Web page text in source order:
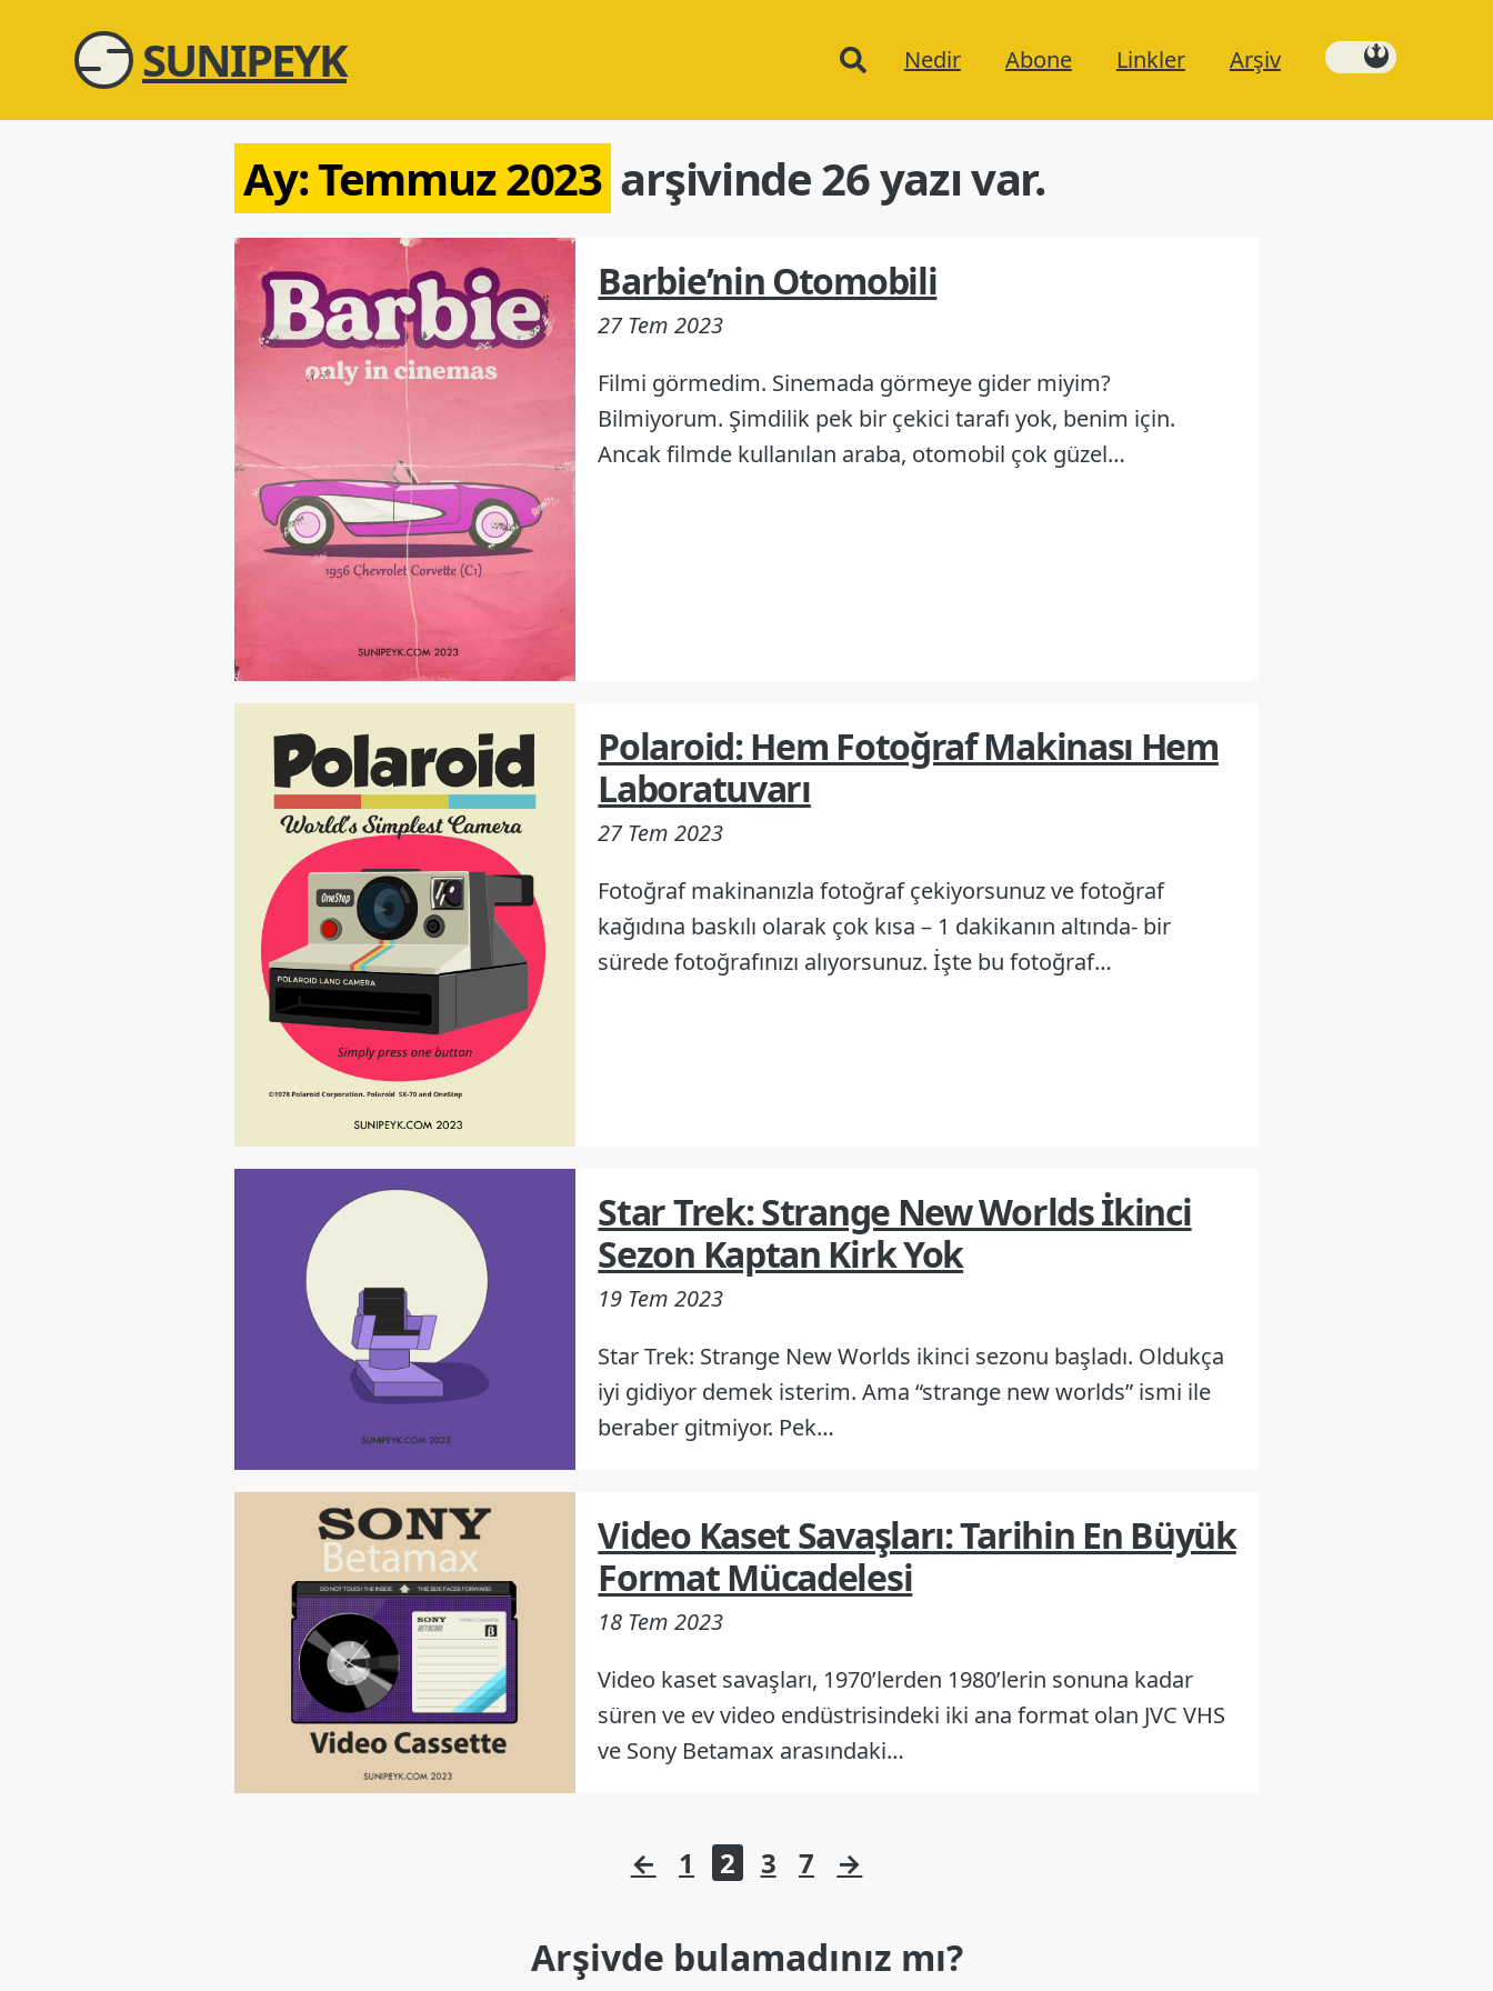
SUNIPEYK
Ana
Nedir Abone Linkler Arşiv
Ay:Temmuz 2023 arşivinde 26 yazı var.
Barbie’nin Otomobili
27 Tem 2023
Filmi görmedim. Sinemada görmeye gider miyim?
Bilmiyorum. Şimdilik pek bir çekici tarafı yok, benim için.
Ancak filmde kullanılan araba, otomobil çok güzel…
Polaroid: Hem Fotoğraf Makinası Hem
Laboratuvarı
27 Tem 2023
Fotoğraf makinanızla fotoğraf çekiyorsunuz ve fotoğraf
kağıdına baskılı olarak çok kısa – 1 dakikanın altında- bir
sürede fotoğrafınızı alıyorsunuz. İşte bu fotoğraf…
Star Trek: Strange New Worlds İkinci
Sezon Kaptan Kirk Yok
19 Tem 2023
Star Trek: Strange New Worlds ikinci sezonu başladı. Oldukça
iyi gidiyor demek isterim. Ama “strange new worlds” ismi ile
beraber gitmiyor. Pek…
Video Kaset Savaşları: Tarihin En Büyük
Format Mücadelesi
18 Tem 2023
Video kaset savaşları, 1970’lerden 1980’lerin sonuna kadar
süren ve ev video endüstrisindeki iki ana format olan JVC VHS
ve Sony Betamax arasındaki…
← 1 2 3 7 →
Arşivde bulamadınız mı?